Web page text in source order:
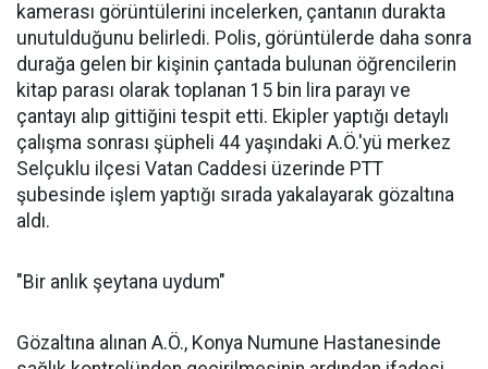
kamerası görüntülerini incelerken, çantanın durakta
unutulduğunu belirledi. Polis, görüntülerde daha sonra
durağa gelen bir kişinin çantada bulunan öğrencilerin
kitap parası olarak toplanan 15 bin lira parayı ve
çantayı alıp gittiğini tespit etti. Ekipler yaptığı detaylı
çalışma sonrası şüpheli 44 yaşındaki A.Ö.'yü merkez
Selçuklu ilçesi Vatan Caddesi üzerinde PTT
şubesinde işlem yaptığı sırada yakalayarak gözaltına
aldı.
"Bir anlık şeytana uydum"
Gözaltına alınan A.Ö., Konya Numune Hastanesinde